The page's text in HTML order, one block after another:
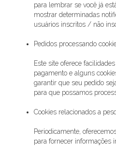
para lembrar se você já
mostrar determinadas
usuários inscritos / não
Pedidos processando
Este site oferece
pagamento e alguns
garantir que seu pedido
para que possamos
Cookies relacionados a
Periodicamente,
para fornecer informações